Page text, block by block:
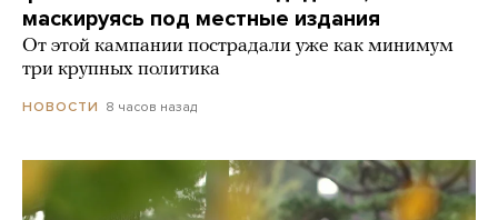
маскируясь под местные издания
От этой кампании пострадали уже как минимум
три крупных политика
НОВОСТИ 8 часов назад